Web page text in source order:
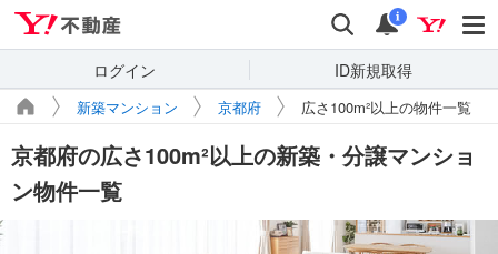
検索 通知
i
ログイン ID新規取得
新築マンション 京都府 広さ100m²以上の物件一覧
京都府の広さ100m²以上の新築・分譲マンショ
ン物件一覧